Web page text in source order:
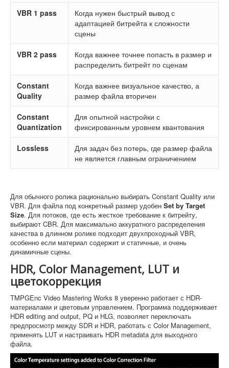
VBR 1 pass
Когда нужен быстрый вывод с
адаптацией битрейта к сложности
сцены
VBR 2 pass
Когда важнее точнее попасть в размер и
распределить битрейт по сценам
Constant
Quality
Когда важнее визуальное качество, а
размер файла вторичен
Constant
Quantization
Для опытной настройки с
фиксированным уровнем квантования
Lossless
Для задач без потерь, где размер файла
не является главным ограничением
Для обычного ролика рационально выбирать Constant Quality или
VBR. Для файла под конкретный размер удобен Set by Target
Size. Для потоков, где есть жесткое требование к битрейту,
выбирают CBR. Для максимально аккуратного распределения
качества в длинном ролике подходит двухпроходный VBR,
особенно если материал содержит и статичные, и очень
динамичные сцены.
HDR, Color Management, LUT и
цветокоррекция
TMPGEnc Video Mastering Works 8 уверенно работает с HDR-
материалами и цветовым управлением. Программа поддерживает
HDR editing and output, PQ и HLG, позволяет переключать
предпросмотр между SDR и HDR, работать с Color Management,
применять LUT и настраивать HDR metadata для выходного
файла.